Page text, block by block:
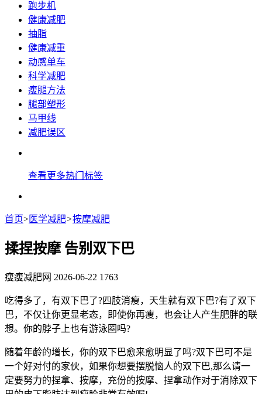
跑步机
健康减肥
抽脂
健康减重
动感单车
科学减肥
瘦腿方法
腿部塑形
马甲线
减肥误区
查看更多热门标签
首页>医学减肥>按摩减肥
揉捏按摩 告别双下巴
瘦瘦减肥网 2026-06-22 1763
吃得多了，有双下巴了?四肢消瘦，天生就有双下巴?有了双下
巴，不仅让你更显老态，即使你再瘦，也会让人产生肥胖的联
想。你的脖子上也有游泳圈吗?
随着年龄的增长，你的双下巴愈来愈明显了吗?双下巴可不是
一个好对付的家伙，如果你想要摆脱恼人的双下巴,那么请一
定要努力的捏拿、按摩，充份的按摩、捏拿动作对于消除双下